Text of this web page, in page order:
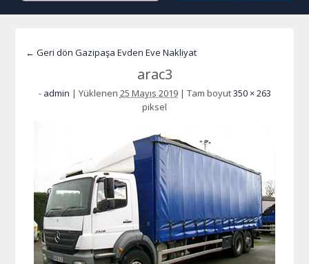
← Geri dön Gazipaşa Evden Eve Nakliyat
arac3
- admin | Yüklenen 25 Mayıs 2019 | Tam boyut350 × 263
piksel